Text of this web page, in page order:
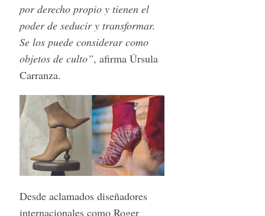
por derecho propio y tienen el
poder de seducir y transformar.
Se los puede considerar como
objetos de culto”, afirma Úrsula
Carranza.
Desde aclamados diseñadores
internacionales como Roger
f
o
r
: